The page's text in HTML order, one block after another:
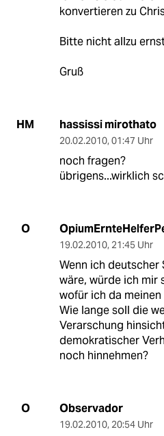
konvertieren zu
Bitte nicht allzu
Gruß
HM hassissi mirothato
20.02.2010, 01:47 Uhr
noch fragen?
übrigens...wirklich
O
19.02.2010, 21:45 Uhr
Wenn ich
wäre, würde ich mir
wofür ich da
Wie lange soll die
Verarschung
demokratischer
noch hinnehmen?
O Observador
19.02.2010, 20:54 Uhr